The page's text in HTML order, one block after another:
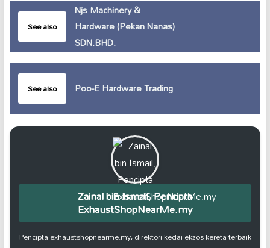
See also
Njs Machinery &
Hardware (Pekan Nanas)
SDN.BHD.
See also Poo-E Hardware Trading
Zainal bin Ismail, Pencipta
ExhaustShopNearMe.my
Pencipta exhaustshopnearme.my, direktori kedai ekzos kereta terbaik